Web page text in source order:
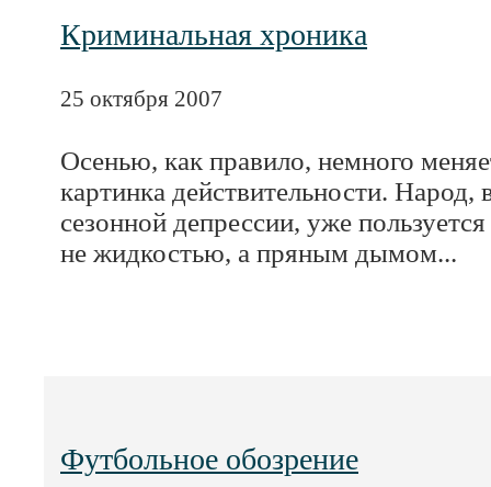
Криминальная хроника
25 октября 2007
Осенью, как правило, немного
картинка действительности. Народ,
сезонной депрессии, уже
не жидкостью, а пряным дымом...
Футбольное обозрение